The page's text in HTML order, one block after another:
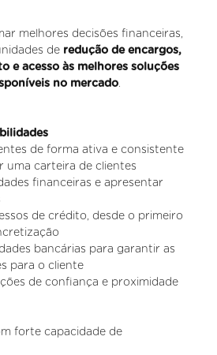
melhores decisões financeiras,
de redução de encargos,
e acesso às melhores soluções
no mercado.
de forma ativa e consistente
uma carteira de clientes
financeiras e apresentar
de crédito, desde o primeiro
bancárias para garantir as
para o cliente
de confiança e proximidade
forte capacidade de